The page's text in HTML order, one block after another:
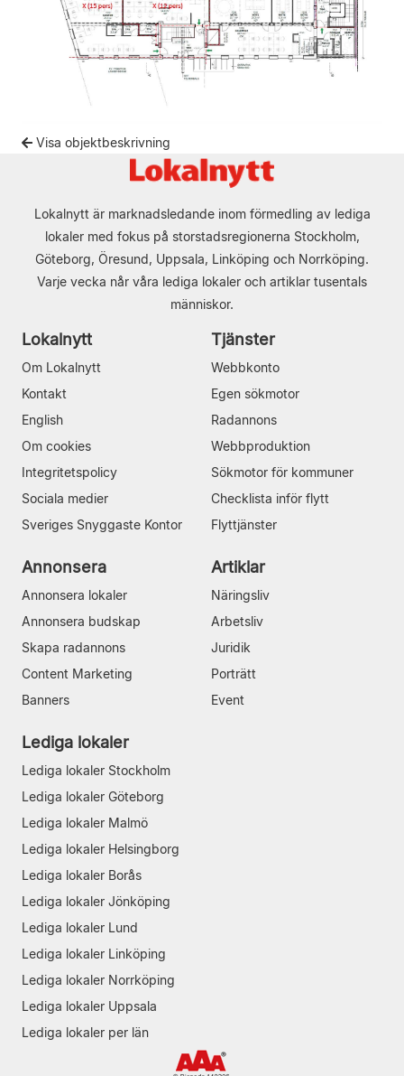
Visa objektbeskrivning
Lokalnytt är marknadsledande inom förmedling av lediga
lokaler med fokus på storstadsregionerna Stockholm,
Göteborg, Öresund, Uppsala, Linköping och Norrköping.
Varje vecka når våra lediga lokaler och artiklar tusentals
människor.
Lokalnytt
Om Lokalnytt
Kontakt
English
Om cookies
Integritetspolicy
Sociala medier
Sveriges Snyggaste Kontor
Tjänster
Webbkonto
Egen sökmotor
Radannons
Webbproduktion
Sökmotor för kommuner
Checklista inför flytt
Flyttjänster
Annonsera
Annonsera lokaler
Annonsera budskap
Skapa radannons
Content Marketing
Banners
Artiklar
Näringsliv
Arbetsliv
Juridik
Porträtt
Event
Lediga lokaler
Lediga lokaler Stockholm
Lediga lokaler Göteborg
Lediga lokaler Malmö
Lediga lokaler Helsingborg
Lediga lokaler Borås
Lediga lokaler Jönköping
Lediga lokaler Lund
Lediga lokaler Linköping
Lediga lokaler Norrköping
Lediga lokaler Uppsala
Lediga lokaler per län